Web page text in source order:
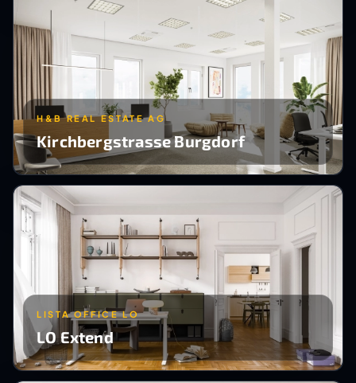
H&B REAL ESTATE AG
Kirchbergstrasse Burgdorf
LISTA OFFICE LO
LO Extend